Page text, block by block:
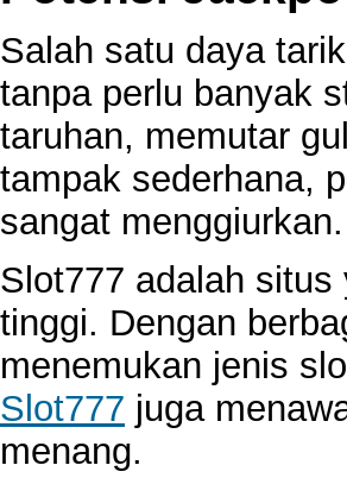
Salah satu daya
tanpa perlu banyak
taruhan, memutar
tampak sederhana,
sangat menggiurkan.
Slot777 adalah
tinggi. Dengan
menemukan jenis
Slot777 juga
menang.